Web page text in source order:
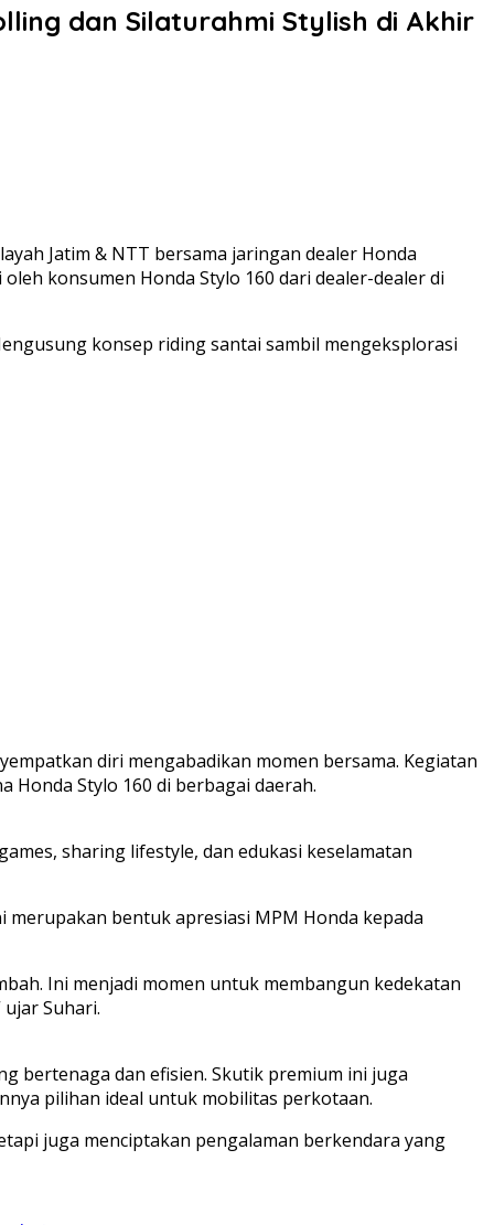
dan Silaturahmi Stylish di Akhir
Jatim & NTT bersama jaringan dealer Honda
konsumen Honda Stylo 160 dari dealer-dealer di
konsep riding santai sambil mengeksplorasi
diri mengabadikan momen bersama. Kegiatan
Stylo 160 di berbagai daerah.
sharing lifestyle, dan edukasi keselamatan
bentuk apresiasi MPM Honda kepada
Ini menjadi momen untuk membangun kedekatan
Suhari.
bertenaga dan efisien. Skutik premium ini juga
pilihan ideal untuk mobilitas perkotaan.
juga menciptakan pengalaman berkendara yang